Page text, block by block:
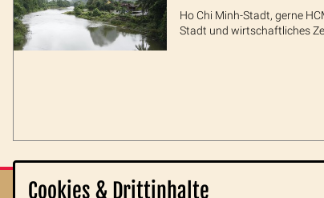
Ho Chi Minh-Stadt, gerne
Stadt und wirtschaftliches
Cookies & Drittinhalte